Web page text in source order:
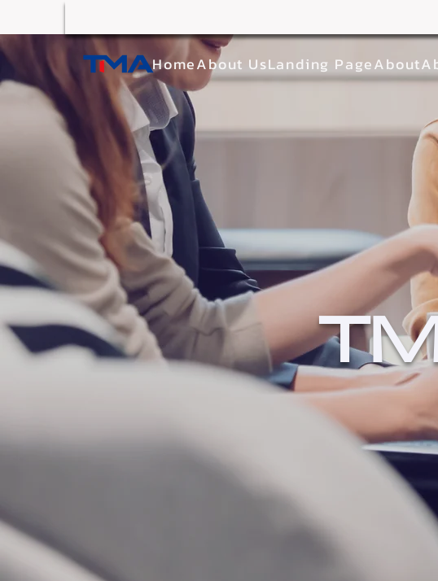
HomeAbout UsLanding PageAbout